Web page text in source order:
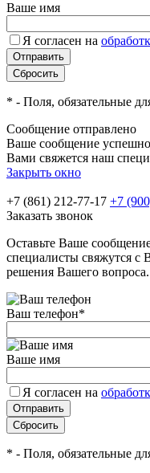
Ваше имя
Я согласен на
* - Поля, обязательные
Сообщение отправлено
Ваше сообщение
Вами свяжется наш
Закрыть окно
+7 (861) 212-77-17 +7
Заказать звонок
Оставьте Ваше
специалисты свяжутся с
решения Вашего вопроса.
Ваш телефон*
Ваше имя
Я согласен на
* - Поля, обязательные